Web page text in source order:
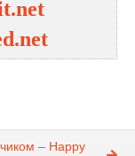
– Happy